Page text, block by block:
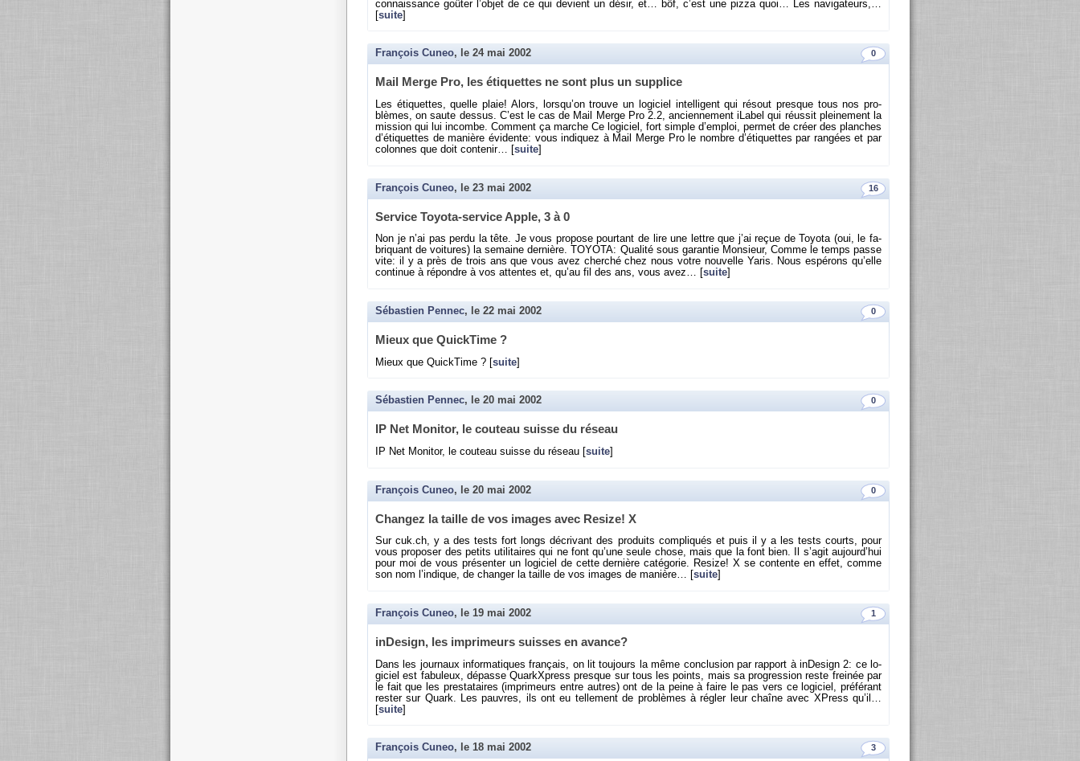
connais­sance goû­ter l’ob­jet de ce qui de­vient un désir, et… bôf, c’est une pizza quoi… Les na­vi­ga­teurs,…
[suite]
0
François Cuneo, le 24 mai 2002
Mail Merge Pro, les éti­quettes ne sont plus un sup­plice
Les éti­quettes, quelle plaie! Alors, lors­qu’on trouve un lo­gi­ciel in­tel­li­gent qui ré­sout presque tous nos pro­
blèmes, on saute des­sus. C’est le cas de Mail Merge Pro 2.2, an­cien­ne­ment iLa­bel qui réus­sit plei­ne­ment la
mis­sion qui lui in­combe. Com­ment ça marche Ce lo­gi­ciel, fort simple d’em­ploi, per­met de créer des planches
d’éti­quettes de ma­nière évi­dente: vous in­di­quez à Mail Merge Pro le nombre d’éti­quettes par ran­gées et par
co­lonnes que doit conte­nir… [ suite
16
François Cuneo, le 23 mai 2002
Ser­vice Toyota-ser­vice Apple, 3 à 0
Non je n’ai pas perdu la tête. Je vous pro­pose pour­tant de lire une lettre que j’ai reçue de Toyota (oui, le fa­
bri­quant de voi­tures) la se­maine der­nière. TOYOTA: Qua­lité sous ga­ran­tie Mon­sieur, Comme le temps passe
vite: il y a près de trois ans que vous avez cher­ché chez nous votre nou­velle Yaris. Nous es­pé­rons qu’elle
conti­nue à ré­pondre à vos at­tentes et, qu’au fil des ans, vous avez… [ suite
0
Sébastien Pennec, le 22 mai 2002
Mieux que Quick­Time ?
Mieux que Quick­Time ? [suite]
0
Sébastien Pennec, le 20 mai 2002
IP Net Mo­ni­tor, le cou­teau suisse du ré­seau
IP Net Mo­ni­tor, le cou­teau suisse du ré­seau [ suite
0
François Cuneo, le 20 mai 2002
Chan­gez la taille de vos images avec Re­size! X
Sur cuk.​ch, y a des tests fort longs dé­cri­vant des pro­duits com­pli­qués et puis il y a les tests courts, pour
vous pro­po­ser des pe­tits uti­li­taires qui ne font qu’une seule chose, mais que la font bien. Il s’agit au­jour­d’hui
pour moi de vous pré­sen­ter un lo­gi­ciel de cette der­nière ca­té­go­rie. Re­size! X se contente en effet, comme
son nom l’in­dique, de chan­ger la taille de vos images de ma­nière… [ suite
1
François Cuneo, le 19 mai 2002
in­De­sign, les im­pri­meurs suisses en avance?
Dans les jour­naux in­for­ma­tiques fran­çais, on lit tou­jours la même conclu­sion par rap­port à in­De­sign 2: ce lo­
gi­ciel est fa­bu­leux, dé­passe QuarkX­press presque sur tous les points, mais sa pro­gres­sion reste frei­née par
le fait que les pres­ta­taires (im­pri­meurs entre autres) ont de la peine à faire le pas vers ce lo­gi­ciel, pré­fé­rant
res­ter sur Quark. Les pauvres, ils ont eu tel­le­ment de pro­blèmes à ré­gler leur chaîne avec XPress qu’il…
[suite]
3
François Cuneo, le 18 mai 2002